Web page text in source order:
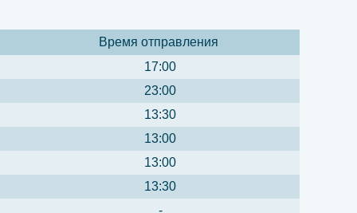
Время отправления
17:00
23:00
13:30
13:00
13:00
13:30
-